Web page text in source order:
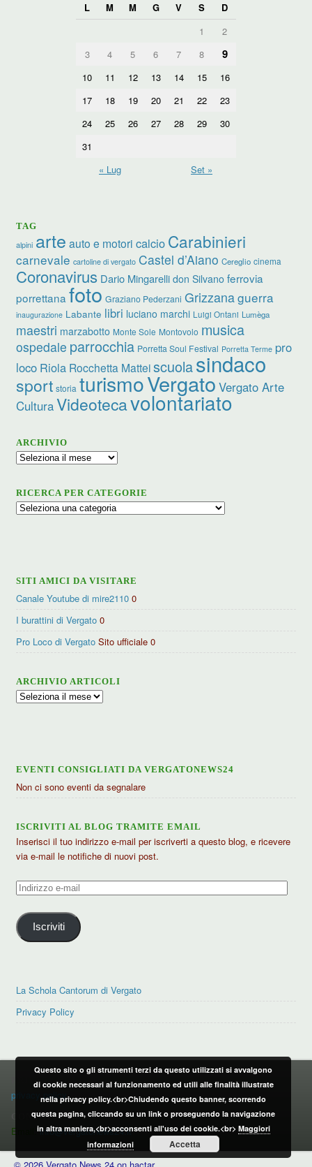
L
M M G V S
D
1
2
3
4 5 6 7 8 9
10 11 12 13 14 15
16
17
18 19 20 21 22
23
24
25 26 27 28 29
30
31
« Lug
Set »
TAG
alpini arte auto e motori calcio Carabinieri
carnevale cartoline di vergato Castel d’Aiano Cereglio cinema
Coronavirus Dario Mingarelli don Silvano ferrovia
porrettana foto Graziano Pederzani Grizzanaguerra
inaugurazione Labante libri luciano marchi Luigi Ontani Lumèga
maestri marzabotto Monte Sole Montovolo musica
ospedale parrocchia Porretta Soul Festival Porretta Terme pro
loco Riola Rocchetta Matteiscuolasindaco
sport storia turismoVergato Vergato Arte
CulturaVideotecavolontariato
ARCHIVIO
Archivio
RICERCA PER CATEGORIE
Ricerca
SITI AMICI DA VISITARE
Canale Youtube di mire2110 0
I burattini di Vergato 0
Pro Loco di Vergato Sito ufficiale 0
ARCHIVIO ARTICOLI
Archivio
EVENTI CONSIGLIATI DA VERGATONEWS24
Non ci sono eventi da segnalare
ISCRIVITI AL BLOG TRAMITE EMAIL
Inserisci il tuo indirizzo e-mail per iscriverti a questo blog, e ricevere
via e-mail le notifiche di nuovi post.
Indirizzo
mail
Iscriviti
La Schola Cantorum di Vergato
Privacy Policy
PRIVACY POLICY
privacy policy
CONTATTI:
Email:info@vergatonews24.it
Questo sito o gli strumenti terzi da questo utilizzati si avvalgono
di cookie necessari al funzionamento ed utili alle finalità illustrate
nella privacy policy.<br>Chiudendo questo banner, scorrendo
questa pagina, cliccando su un link o proseguendo la navigazione
in altra maniera,<br>acconsenti all'uso dei cookie.<br> Maggiori
informazioni
Accetta